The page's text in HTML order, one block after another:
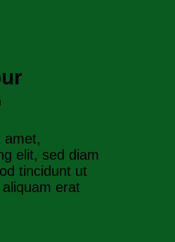
amet,
elit, sed diam
tincidunt ut
erat